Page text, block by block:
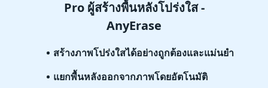
Pro ผู้สร้างพื้นหลังโปร่งใส -
AnyErase
สร้างภาพโปร่งใสได้อย่างถูกต้องและแม่นยำ
แยกพื้นหลังออกจากภาพโดยอัตโนมัติ